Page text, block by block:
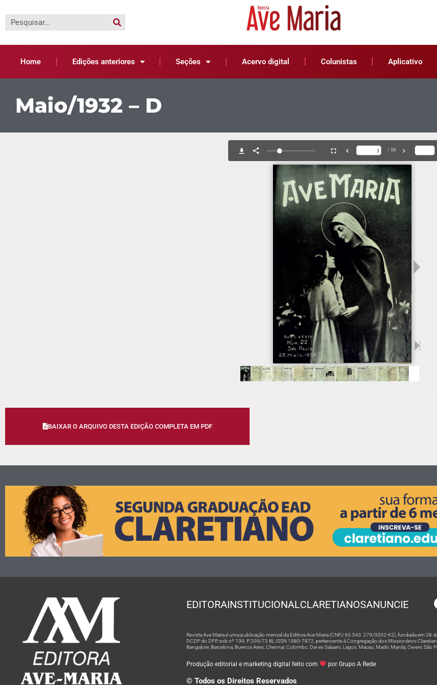
Home Edições anteriores Seções Acervo digital Colunistas Aplicativo
Maio/1932 – D
BAIXAR O ARQUIVO DESTA EDIÇÃO COMPLETA EM PDF
EDITORAINSTITUCIONALCLARETIANOSANUNCIE
Revista Ave Maria é uma publicação mensal da Editora Ave-Maria (CNPJ 60.543. 279/0002-62), fundada em 28
DCDP do DFP, sob nº 199, P. 209/73 BL ISSN 1980-7872, pertencente à Congregação dos Missionários
Bangalore; Barcelona; Buenos Aires; Chennai; Colombo; Dar es Salaam; Lagos; Macau; Madri; Manila; Owerri; São
Produção editorial e marketing digital feito com por Grupo A Rede
© Todos os Direitos Reservados